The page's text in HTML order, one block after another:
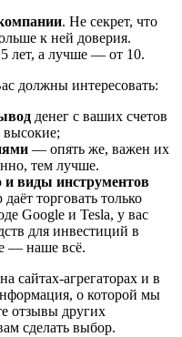
. Не секрет, что
к ней доверия.
лет, а лучше — от 10.
должны интересовать:
денег с ваших счетов
— опять же, важен их
тем лучше.
и виды инструментов
торговать только
Google и Tesla, у вас
для инвестиций в
— наше всё.
сайтах-агрегаторах и в
о которой мы
отзывы других
сделать выбор.